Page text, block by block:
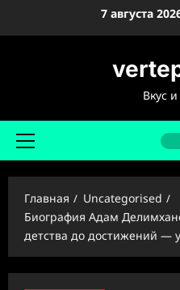
7 августа
Вкус
Основное
Главная
Uncategorised
Биография Адам
детства до достижений —